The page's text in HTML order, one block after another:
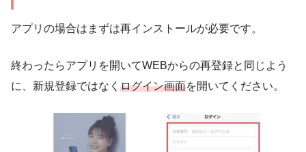
アプリの場合はまずは再インストールが必要です。
終わったらアプリを開いてWEBからの再登録と同じよう
に、新規登録ではなく ログイン画面を開いてください。